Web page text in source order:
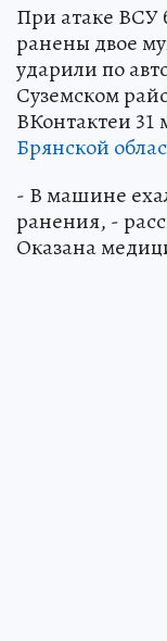
При атаке ВСУ
ранены двое
ударили по
Суземском
ВКонтактеи 31
Брянской
- В машине
ранения, -
Оказана